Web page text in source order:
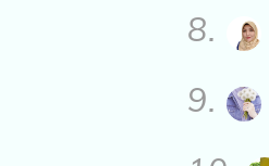
8.
9.